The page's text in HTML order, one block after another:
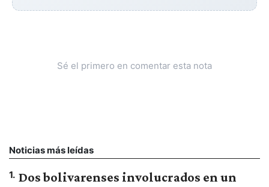
Sé el primero en comentar esta nota
Noticias más leídas
1. Dos bolivarenses involucrados en un